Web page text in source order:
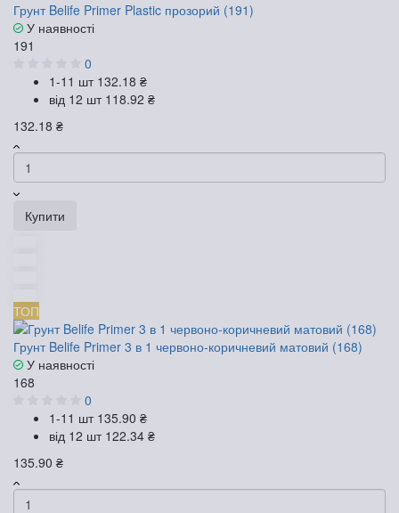
Грунт Belife Primer Plastic прозорий (191)
У наявності
191
0
1-11 шт 132.18 ₴
від 12 шт 118.92 ₴
132.18 ₴
Купити
ТОП
Грунт Belife Primer 3 в 1 червоно-коричневий матовий (168)
У наявності
168
0
1-11 шт 135.90 ₴
від 12 шт 122.34 ₴
135.90 ₴